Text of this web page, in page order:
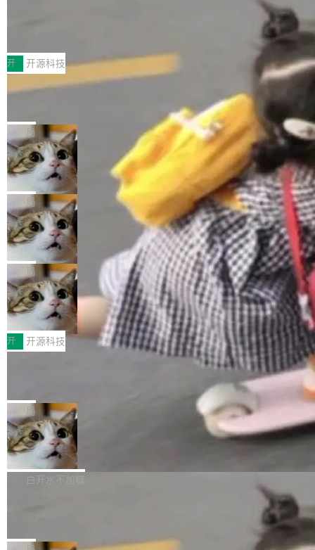
常维护操作，并完整支持 Iceberg V3 格式。
村国家自主创新示范区会议中心开幕。本届大会
由中关村智联软件服务业质量创新联盟主办，以
“智构可信·质创未来——AI原生时代的质量新范
式”为主题，直面AI从实验室走向规模化产业落地
的核心质量命题。会上，《2026智能研发生产力
工具选型手册》发布，Testin云测的Testin XAge
nt智能测试系统入选AI测试领域代表产品。对CI
O而言，这提示了一个转变：AI测试正在从效率
工具升级为企业的质量基础设施。 CIO面对的新
现实 过去两年，CIO们的焦虑清单上多了两项：
一是如何让大模型和智能体应用安全地从PoC走
向生产，二是如何让测试团队跟得上AI应用...
开 开源科技
让非法状态不可表示：一篇关于 ADT
有一种东西，一旦用过就回不去了。Alex Fedos
eev 管它叫"软件设计的基石"。 他说的东西不新
鲜——代数数据类型（ADT），尤其是和类型
（sum type）。但他说清楚了一件事：这不是类
型系统的学术体操，是日常编码的思维方式。 文
章从一个简单的例子切入。一个网站的深色主题
设置，如果用布尔值 + 可空字段来表示——bool
ean 表示是否可切换，nullable 的默认模式、浅
色方案、深色方案——会产生大量无意义的组
合。方案缺了、配置冲突了、全 null 了。要知道
哪些组合有效，作者说，你得靠"文档、校验、或
者部落知识"。 换个写法。Rust 的 enum，两个
变体：Switchable...
局
Cloudflare 开源内部企业 AI 平台 Clou
dflare OS
Cloudflare 发布了一个开源项目 Cloudflare O
S。如果你只看官方博客，你会觉得这是又一
个"AI 知识库 + 聊天机器人"——每个大厂都在
做，没什么新鲜的。 但 Kenton Varda 在 Twitte
r 上把事情说清楚了： 今天我们发布了 Cloudfla
re OS，一个带连接器的聊天机器人，跟其他所
有科技公司做的一样。只不过，实际上它不一
样。这是 Sandstorm.io 的重制版，我十年前的
那个创业公司。不同的是，这次它构建在 Cloudf
lare Workers 上——我花了九年时间搭建的平台
——并且深度集成了 AI。这基本上是我十年秘密
局
Deno 团队开源 Celld，可自托管的分
布式 Durable Objects
Ryan Dahl 领导的 Deno 团队推出了最新开源项
目 Celld，一个能在自己机器上运行 Cloudflare
Workers 和 Durable Objects 的守护进程。 设
计思路很直接：每个对象是一个独立的 SQLite
数据库，按名称寻址，复制到你自己的 S3 兼容
存储库里。节点之间只通过这个存储库协调——
没有控制平面，没有共识协议。每个对象自带一
个小型数据库，应用天然按分片构建，单个数据
库的竞争和爆炸半径问题在设计层面就被消除
了。 闲置的 cell 会休眠到几乎不占资源。当 cel
l 迁移或唤醒时，新宿主从 S3 恢复 SQLite 数据
库继续执行。存储库是持久化的唯一真相...
局
鲁大师7月新机性能/流畅/AI榜：vivo夺
性能、流畅双第一，三星Galaxy Z系列
新折叠缺席
2026年7月的手机市场，由于存储等硬件成本暴
增，手机厂商的日子也不好过啊，新机速度明显
放缓，因此硝烟味淡了许多。新机参数规格除开
高价的三星折叠（三星Galaxy Z Fold8 Ultra / Z
Fold8 / Z Flip8）外，其余要么是中低端机器，
例如iQOO Z11i、REDMI Note 17、REDMI No
te 17 Pro、OPPO K15，要么是vivo X300 E这
样的次旗舰。 Galaxy Z Fold8 Ultra / Z Fold8 /
Z Flip8三款折叠屏新机均在7月22日发布，且全
部搭载骁龙8 Elite Gen5 for Galaxy，它们本该
开 开源科技
Zed 编辑器团队发布了新项目——DeltaDB，一
个在 git commit 之间记录每一次编辑操作的版
本控制系统。目前处于 Early Access 阶段。 De
ltaDB 的核心思路直接写在 landing page 最显
眼的位置：「Software is made between com
mits」——软件是在 commit 之间写出来的。git
是把这段空隙补上。 回退到任何一次编辑：Delt
局
SpaceXAI 单季资本开支达 183 亿美元
根据风险投资人Tomer Tunguz 博客（VC 分
析）披露的最新分析与第二季度业绩报告，Spac
微软同期总资本开支的四成。 与亚马逊、Alpha
白开水不加糖
一个在终端里运行的编程 agent；Muse Spark